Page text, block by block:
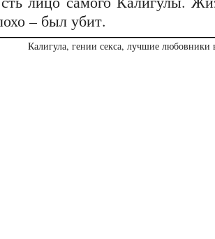
– был убит.